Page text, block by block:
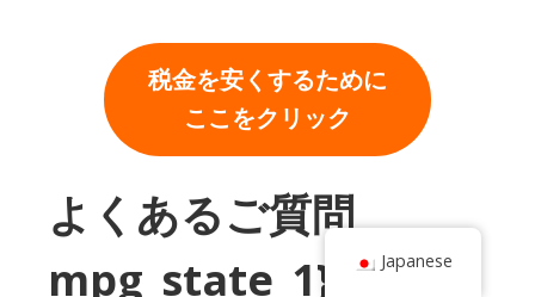
税金を安くするために
ここをクリック
よくあるご質問
mpg_state_1}}とルイ
Japanese